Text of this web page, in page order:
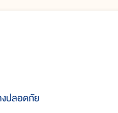
ปลอดภัย